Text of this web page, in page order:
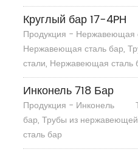
Круглый бар 17-4PH
Продукция - Нержавеющая
Нержавеющая сталь бар,
стали, Нержавеющая сталь
Инконель 718 Бар
Продукция - Инконель
бар, Трубы из
сталь бар